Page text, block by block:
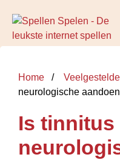
Home
neurologische
Is tinnitus